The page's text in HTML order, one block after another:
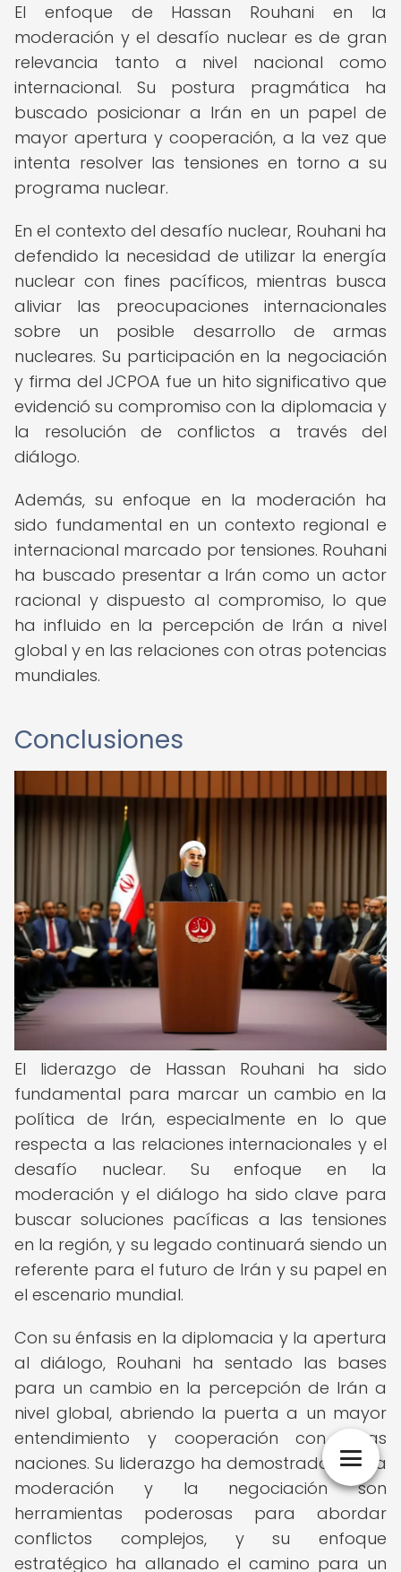
El enfoque de Hassan Rouhani en la
moderación y el desafío nuclear es de gran
relevancia tanto a nivel nacional como
internacional. Su postura pragmática ha
buscado posicionar a Irán en un papel de
mayor apertura y cooperación, a la vez que
intenta resolver las tensiones en torno a su
programa nuclear.
En el contexto del desafío nuclear, Rouhani ha
defendido la necesidad de utilizar la energía
nuclear con fines pacíficos, mientras busca
aliviar las preocupaciones internacionales
sobre un posible desarrollo de armas
nucleares. Su participación en la negociación
y firma del JCPOA fue un hito significativo que
evidenció su compromiso con la diplomacia y
la resolución de conflictos a través del
diálogo.
Además, su enfoque en la moderación ha
sido fundamental en un contexto regional e
internacional marcado por tensiones. Rouhani
ha buscado presentar a Irán como un actor
racional y dispuesto al compromiso, lo que
ha influido en la percepción de Irán a nivel
global y en las relaciones con otras potencias
mundiales.
Conclusiones
El liderazgo de Hassan Rouhani ha sido
fundamental para marcar un cambio en la
política de Irán, especialmente en lo que
respecta a las relaciones internacionales y el
desafío nuclear. Su enfoque en la
moderación y el diálogo ha sido clave para
buscar soluciones pacíficas a las tensiones
en la región, y su legado continuará siendo un
referente para el futuro de Irán y su papel en
el escenario mundial.
Con su énfasis en la diplomacia y la apertura
al diálogo, Rouhani ha sentado las bases
para un cambio en la percepción de Irán a
nivel global, abriendo la puerta a un mayor
entendimiento y cooperación con otras
naciones. Su liderazgo ha demostrado que la
moderación y la negociación son
herramientas poderosas para abordar
conflictos complejos, y su enfoque
estratégico ha allanado el camino para un